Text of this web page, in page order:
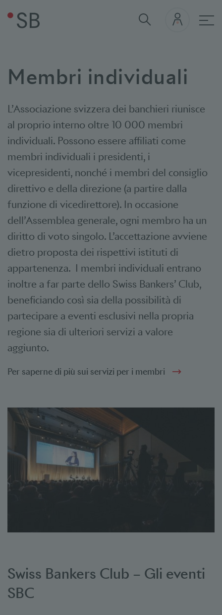
Membri individuali
L’Associazione svizzera dei banchieri riunisce
al proprio interno oltre 10 000 membri
individuali. Possono essere affiliati come
membri individuali i presidenti, i
vicepresidenti, nonché i membri del consiglio
direttivo e della direzione (a partire dalla
funzione di vicedirettore). In occasione
dell’Assemblea generale, ogni membro ha un
diritto di voto singolo. L’accettazione avviene
dietro proposta dei rispettivi istituti di
appartenenza. I membri individuali entrano
inoltre a far parte dello Swiss Bankers’ Club,
beneficiando così sia della possibilità di
partecipare a eventi esclusivi nella propria
regione sia di ulteriori servizi a valore
aggiunto.
Per saperne di più sui servizi per i membri
Swiss Bankers Club – Gli eventi
SBC